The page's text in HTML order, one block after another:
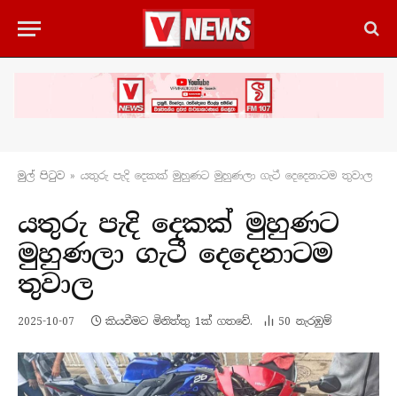
මුල් පිටු​ව » යතුරු පැදි දෙකක් මුහුණට මුහුණලා ගැටී දෙදෙනාටම තුවාල
යතුරු පැදි දෙකක් මුහුණට
මුහුණලා ගැටී දෙදෙනාටම
තුවාල
2025-10-07 කියවීමට මිනිත්තු 1ක් ගතවේ. 50 නැරඹු​ම්